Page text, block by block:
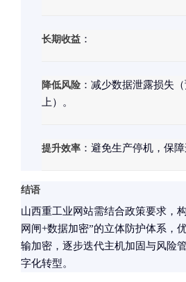
长期收益 ：
降低风险 ：减少数据泄露损失
上）。
提升效率 ：避免生产停机，保障
结语
山西重工业网站需结合政策要求，
网闸+数据加密”的立体防护体系，
输加密，逐步迭代主机加固与风险
字化转型。